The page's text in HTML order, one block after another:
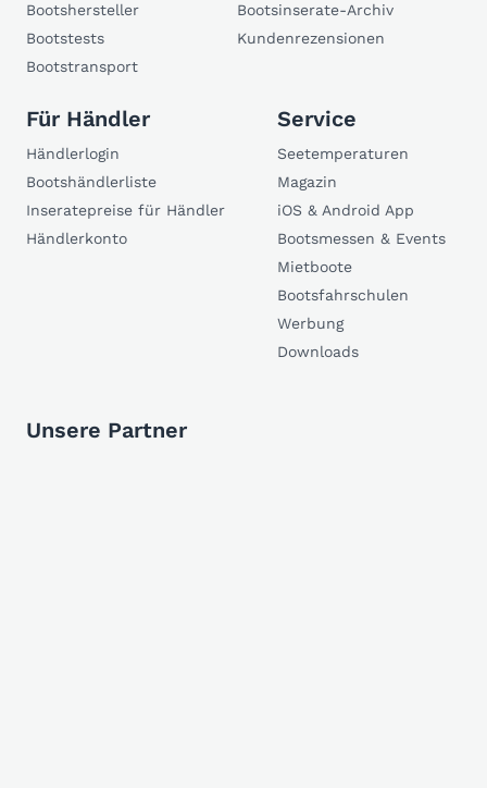
Bootshersteller
Bootstests
Bootstransport
Bootsinserate-Archiv
Kundenrezensionen
Für Händler
Händlerlogin
Bootshändlerliste
Inseratepreise für Händler
Händlerkonto
Service
Seetemperaturen
Magazin
iOS & Android App
Bootsmessen & Events
Mietboote
Bootsfahrschulen
Werbung
Downloads
Unsere Partner